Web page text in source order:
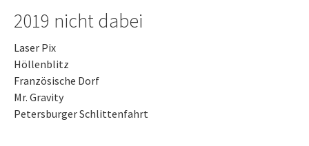
2019 nicht dabei
Laser Pix
Höllenblitz
Französische Dorf
Mr. Gravity
Petersburger Schlittenfahrt